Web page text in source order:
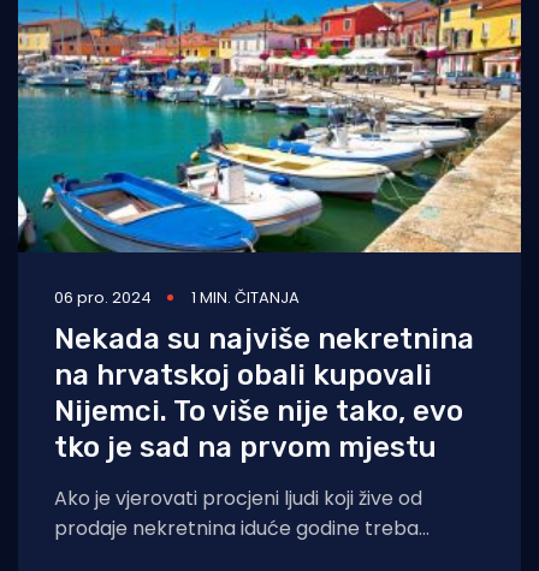
06 pro. 2024 1 MIN. ČITANJA
Nekada su najviše nekretnina
na hrvatskoj obali kupovali
Nijemci. To više nije tako, evo
tko je sad na prvom mjestu
Ako je vjerovati procjeni ljudi koji žive od
prodaje nekretnina iduće godine treba